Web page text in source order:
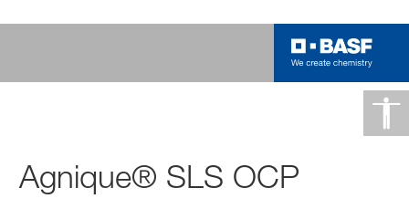
Agnique® SLS OCP